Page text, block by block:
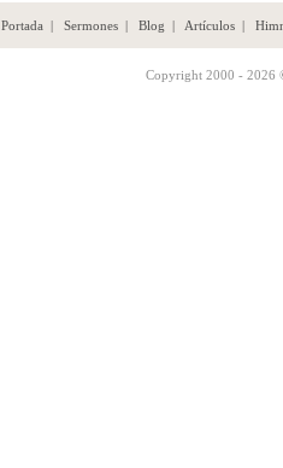
Portada | Sermones| Blog | Artículos|
Copyright 2000 - 2026